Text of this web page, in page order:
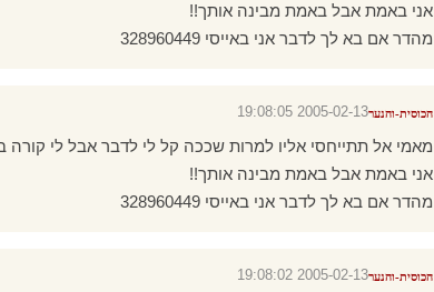
אני באמת אבל באמת מבינה אותך!!
מהדר אם בא לך לדבר אני באייסי 328960449
הכוסית-והנער2005-02-13 19:08:05
מאמי אל תתייחסי אליו למרות שככה קל לי לדבר אבל לי קורה
אני באמת אבל באמת מבינה אותך!!
מהדר אם בא לך לדבר אני באייסי 328960449
הכוסית-והנער2005-02-13 19:08:02